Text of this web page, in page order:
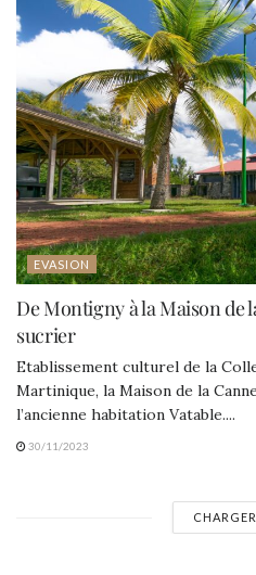
EVASION
De Montigny à la Maison de
sucrier
Etablissement culturel de la
Martinique, la Maison de la
l’ancienne habitation Vatable....
30/11/2023